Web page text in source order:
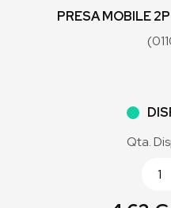
PRESA MOBILE
Qta.